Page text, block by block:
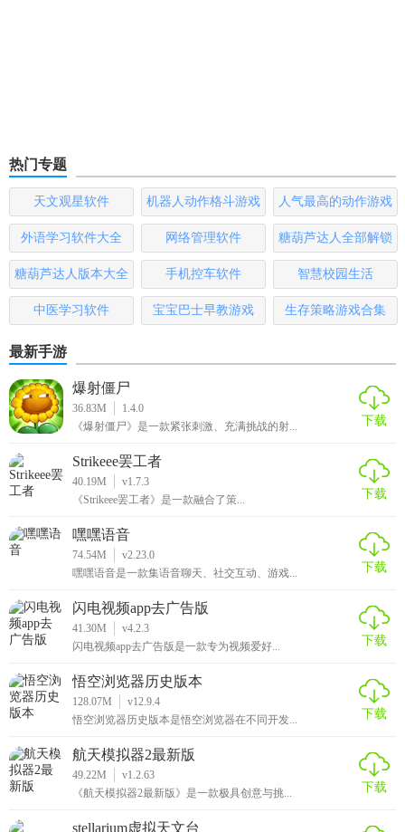
热门专题
天文观星软件
机器人动作格斗游戏
大全
人气最高的动作游戏
排行榜
外语学习软件大全 网络管理软件
糖葫芦达人全部解锁
版
糖葫芦达人版本大全 手机控车软件 智慧校园生活
中医学习软件 宝宝巴士早教游戏 生存策略游戏合集
最新手游
爆射僵尸
36.83M
1.4.0
《爆射僵尸》是一款紧张刺激、充满挑战的射...
下载
Strikeee罢工者
40.19M
v1.7.3
《Strikeee罢工者》是一款融合了策...
下载
嘿嘿语音
74.54M
v2.23.0
嘿嘿语音是一款集语音聊天、社交互动、游戏...
下载
闪电视频app去广告版
41.30M
v4.2.3
闪电视频app去广告版是一款专为视频爱好...
下载
悟空浏览器历史版本
128.07M
v12.9.4
悟空浏览器历史版本是悟空浏览器在不同开发...
下载
航天模拟器2最新版
49.22M
v1.2.63
《航天模拟器2最新版》是一款极具创意与挑...
下载
stellarium虚拟天文台